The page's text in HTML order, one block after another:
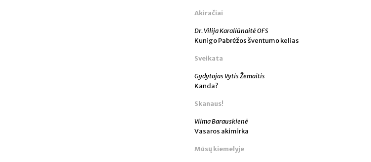
Akiračiai
Dr. Vilija Karaliūnaitė OFS
Kunigo Pabrėžos šventumo kelias
Sveikata
Gydytojas Vytis Žemaitis
Kanda?
Skanaus!
Vilma Barauskienė
Vasaros akimirka
Mūsų kiemelyje